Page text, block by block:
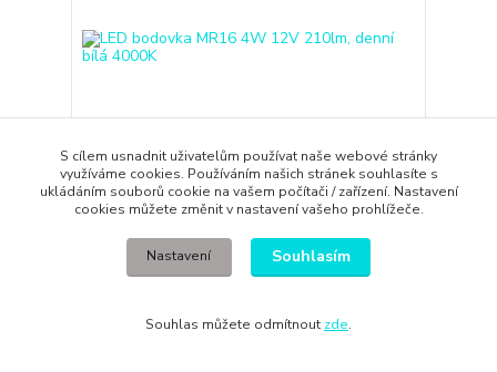
72,00 Kč/ks
Přidat do košíku
S cílem usnadnit uživatelům používat naše webové stránky
využíváme cookies. Používáním našich stránek souhlasíte s
ukládáním souborů cookie na vašem počítači / zařízení. Nastavení
cookies můžete změnit v nastavení vašeho prohlížeče.
Nastavení Souhlasím
Souhlas můžete odmítnout zde.